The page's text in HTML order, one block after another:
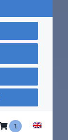
1